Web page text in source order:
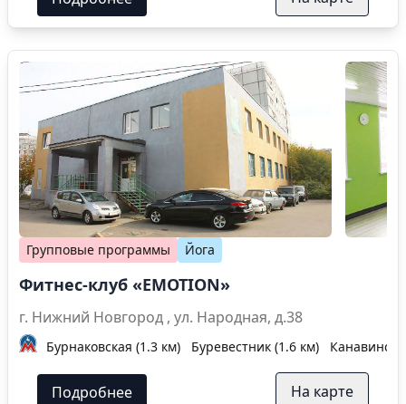
Групповые программы Йога
Фитнес-клуб «EMOTION»
г. Нижний Новгород , ул. Народная, д.38
Бурнаковская (1.3 км) Буревестник (1.6 км)
Подробнее На карте